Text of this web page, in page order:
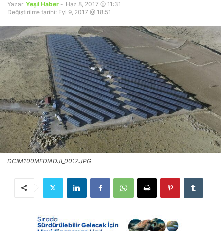
Yazar Yeşil Haber - Haz 8, 2017 @ 11:31
Değiştirilme tarihi: Eyl 9, 2017 @ 18:51
DCIM100MEDIADJI_0017.JPG